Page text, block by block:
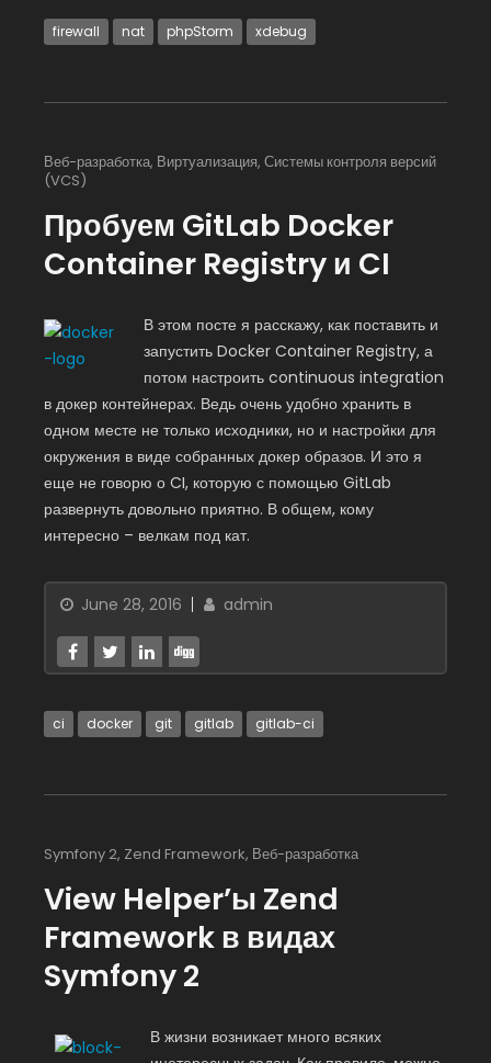
firewall nat phpStorm xdebug
Веб-разработка, Виртуализация, Системы контроля версий
(VCS)
Пробуем GitLab Docker
Container Registry и CI
В этом посте я расскажу, как поставить и
запустить Docker Container Registry, а
потом настроить continuous integration
в докер контейнерах. Ведь очень удобно хранить в
одном месте не только исходники, но и настройки для
окружения в виде собранных докер образов. И это я
еще не говорю о CI, которую с помощью GitLab
развернуть довольно приятно. В общем, кому
интересно – велкам под кат.
June 28, 2016 admin
ci docker git gitlab gitlab-ci
Symfony 2, Zend Framework, Веб-разработка
View Helper’ы Zend
Framework в видах
Symfony 2
В жизни возникает много всяких